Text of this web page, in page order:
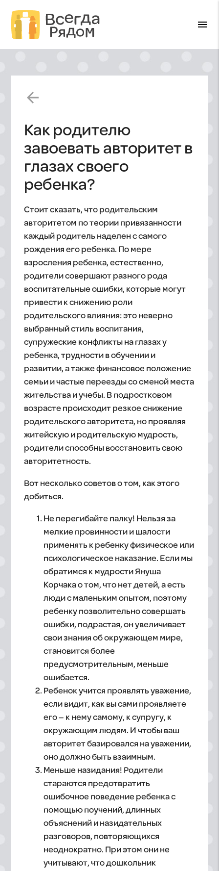
menu
arrow_back
Как родителю
завоевать авторитет в
глазах своего
ребенка?
Стоит сказать, что родительским
авторитетом по теории привязанности
каждый родитель наделен с самого
рождения его ребенка. По мере
взросления ребенка, естественно,
родители совершают разного рода
воспитательные ошибки, которые могут
привести к снижению роли
родительского влияния: это неверно
выбранный стиль воспитания,
супружеские конфликты на глазах у
ребенка, трудности в обучении и
развитии, а также финансовое положение
семьи и частые переезды со сменой места
жительства и учебы. В подростковом
возрасте происходит резкое снижение
родительского авторитета, но проявляя
житейскую и родительскую мудрость,
родители способны восстановить свою
авторитетность.
Вот несколько советов о том, как этого
добиться.
Не перегибайте палку! Нельзя за
мелкие провинности и шалости
применять к ребенку физическое или
психологическое наказание. Если мы
обратимся к мудрости Януша
Корчака о том, что нет детей, а есть
люди с маленьким опытом, поэтому
ребенку позволительно совершать
ошибки, подрастая, он увеличивает
свои знания об окружающем мире,
становится более
предусмотрительным, меньше
ошибается.
Ребенок учится проявлять уважение,
если видит, как вы сами проявляете
его – к нему самому, к супругу, к
окружающим людям. И чтобы ваш
авторитет базировался на уважении,
оно должно быть взаимным.
Меньше назидания! Родители
стараются предотвратить
ошибочное поведение ребенка с
помощью поучений, длинных
объяснений и назидательных
разговоров, повторяющихся
неоднократно. При этом они не
учитывают, что дошкольник